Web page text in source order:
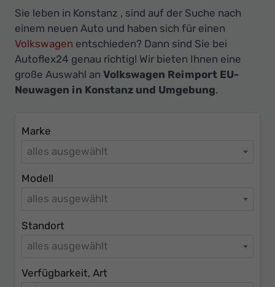
Preisen
-
Ihr
Innovatives
Autohaus
Sie leben in Konstanz , sind auf der Suche nach
einem neuen Auto und haben sich für einen
Volkswagen entschieden? Dann sind Sie bei
Autoflex24 genau richtig! Wir bieten Ihnen eine
große Auswahl an Volkswagen Reimport EU-
Neuwagen in Konstanz und Umgebung.
Marke
alles ausgewählt
Modell
alles ausgewählt
Standort
alles ausgewählt
Verfügbarkeit, Art